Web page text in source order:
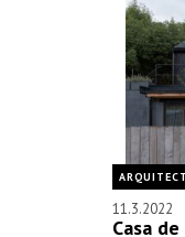
11.3.2022
Casa